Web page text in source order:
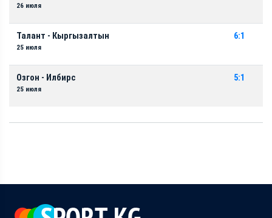
26 июля
Талант - Кыргызалтын
25 июля
6:1
Озгон - Илбирс
25 июля
5:1